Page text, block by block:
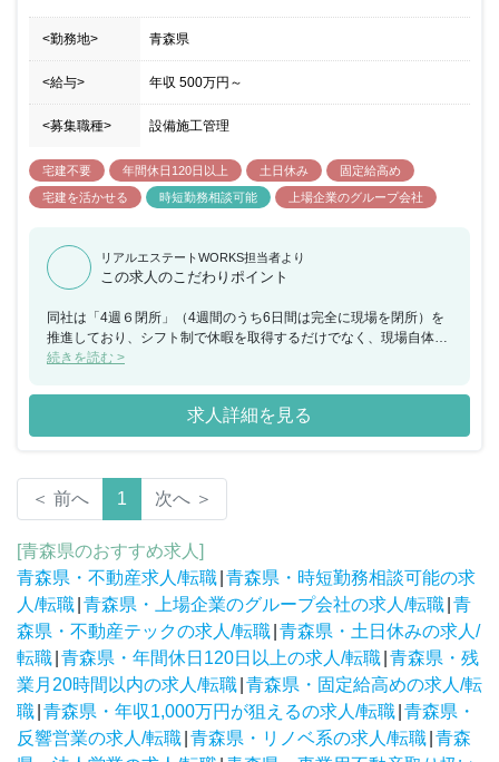
<勤務地> 青森県
<給与> 年収 500万円 ～
<募集職種> 設備施工管理
宅建不要 年間休日120日以上 土日休み
固定給高め
宅建を活かせる
時短勤務相談可能 上場企業のグループ会社
リアルエステートWORKS担当者より
この求人のこだわりポイント
同社は「4週６閉所」（4週間のうち6日間は完全に現場を閉所）を
推進しており、シフト制で休暇を取得するだけでなく、現場自体を
閉所することで、協力会社社員も含めた業界全体の長時間労働改善
業時間約24時間と建設業界の中でも働きやすい就業環境を保ってい
続きを読む >
求人詳細を見る
＜ 前へ 1 次へ ＞
[青森県のおすすめ求人]
青森県・不動産求人/転職 青森県・時短勤務相談可能の求
人/転職 青森県・上場企業のグループ会社の求人/転職 青
森県・不動産テックの求人/転職 青森県・土日休みの求人/
転職 青森県・年間休日120日以上の求人/転職 青森県・残
業月20時間以内の求人/転職 青森県・固定給高めの求人/転
職 青森県・年収1,000万円が狙えるの求人/転職 青森県・
反響営業の求人/転職 青森県・リノベ系の求人/転職 青森